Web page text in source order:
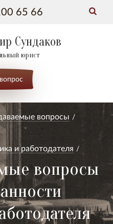
65 66
Сундаков
юрист
вопросы
и работодателя
вопросы